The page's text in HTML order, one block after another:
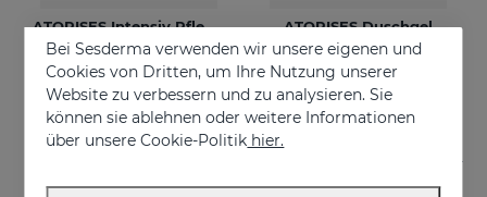
ATOPISES Intensiv Pflegende Feuchtigkeitscreme
Für zu Atopie neigende Haut
26.95 €
ATOPISES Duschgel
Für zu Atopie neigende Haut
12.95 €
Bei Sesderma verwenden wir unsere eigenen und
Cookies von Dritten, um Ihre Nutzung unserer
Website zu verbessern und zu analysieren. Sie
können sie ablehnen oder weitere Informationen
über unsere Cookie-Politik hier.